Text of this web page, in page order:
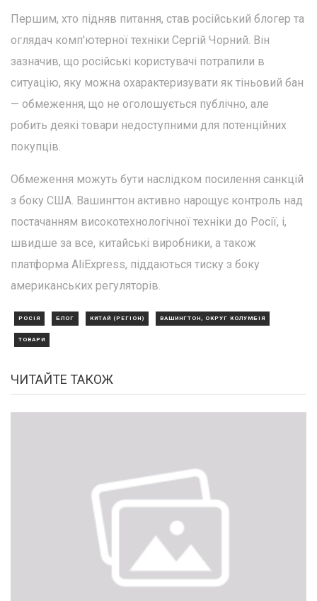
Першим, хто підняв питання, став російський блогер та
оглядач комп'ютерної техніки Сергій Чорний. Він
зазначив, що російські користувачі потрапили в
ситуацію, яку можна охарактеризувати як тіньовий бан
— обмеження, що не оголошується публічно, але
робить деякі товари недоступними для потенційних
покупців.
Обмеження можуть бути наслідком посилення санкцій
з боку США. Вашингтон активно нарощує контроль над
постачанням високотехнологічної техніки до Росії, і,
швидше за все, китайські виробники, а також
платформа AliExpress, піддаються тиску з боку
американських регуляторів.
РОСІЯ БЛОГ КИТАЙ (РЕГІОН) ВАШИНГТОН, ОКРУГ КОЛУМБІЯ
ТОВАРИ
ЧИТАЙТЕ ТАКОЖ